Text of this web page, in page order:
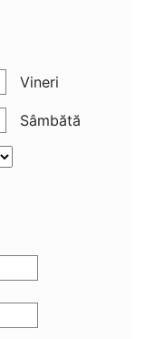
Vineri
Sâmbătă